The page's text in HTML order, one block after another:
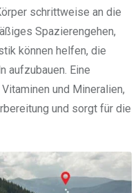
schrittweise an die
Spazierengehen,
können helfen, die
aufzubauen. Eine
und Mineralien,
und sorgt für die